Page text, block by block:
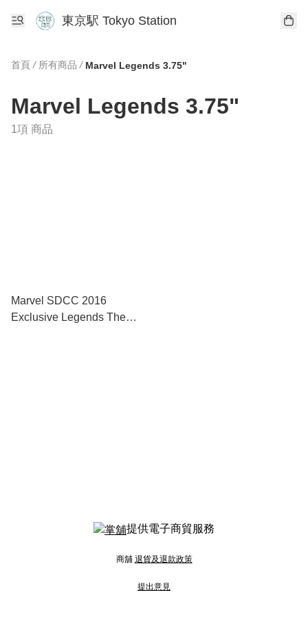
東京駅 Tokyo Station
首頁 / 所有商品 / Marvel Legends 3.75"
Marvel Legends 3.75"
1項 商品
Marvel SDCC 2016
Exclusive Legends The
提供電子商貿服務
商舖 退貨及退款政策
提出意見